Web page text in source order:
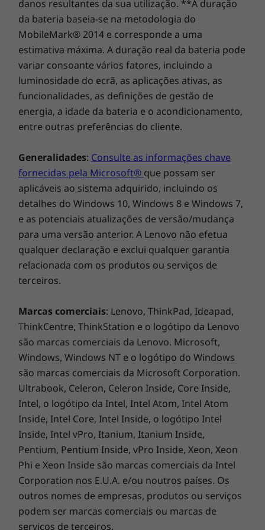
(ambos opcionais), pode esbater
automaticamente o ecrã quando não está a
ser utilizado e alertá-lo se alguém estiver a
espreitar por cima do seu ombro. Tem
inclusivamente em conta o seu bem-estar
digital ao lembrar-lhe para fazer pausas
regulares e evitar uma má postura.
Segurança avançada, por dentro e por fora
As funcionalidades de segurança ThinkShield
do ThinkPad X1 Nano incluem tecnologia
presença do utilizador bloquearão o seu PC
quando se afastar e conta com uma tampa de
privacidade para fechar fisicamente a sua
câmara Web. Os dados são encriptados pela
tecnologia dTPM (discrete Trusted Platform
Module) e poderá iniciar sessão em segurança
com apenas a sua impressão digital.
Base ThinkPad Thunderbolt™ 4
Bases vendidas separadamente.
Conteúdo da embalagem
ThinkPad X1 Nano (2.ª geração)
USB-C de 65 W (compatível com Rapid Charge)
Manual de início rápido
danos resultantes da sua utilização. **A duração
da bateria baseia-se na metodologia do
MobileMark® 2014 e corresponde a uma
estimativa máxima. A duração real da bateria pode
variar consoante vários fatores, incluindo a
luminosidade do ecrã, as aplicações ativas, as
funcionalidades, as definições de gestão de
energia, a idade da bateria e o acondicionamento,
entre outras preferências do cliente.
Generalidades: Consulte as informações chave
fornecidas pela Microsoft® que possam ser
aplicáveis ao sistema adquirido, incluindo os
detalhes do Windows 10, Windows 8 e Windows 7,
e as potenciais atualizações de versão/mudança
para uma versão anterior. A Lenovo não efetua
qualquer declaração e exclui qualquer garantia
relacionada com os produtos ou serviços de
terceiros.
Marcas comerciais: Lenovo, ThinkPad, Ideapad,
ThinkCentre, ThinkStation e o logótipo da Lenovo
são marcas comerciais da Lenovo. Microsoft,
Windows, Windows NT e o logótipo do Windows
são marcas comerciais da Microsoft Corporation.
Ultrabook, Celeron, Celeron Inside, Core Inside,
Intel, o logótipo da Intel, Intel Atom, Intel Atom
Inside, Intel Core, Intel Inside, o logótipo Intel
Inside, Intel vPro, Itanium, Itanium Inside,
Pentium, Pentium Inside, vPro Inside, Xeon, Xeon
Phi e Xeon Inside são marcas comerciais da Intel
Corporation nos E.U.A. e/ou noutros países. Os
outros nomes de empresas, produtos ou serviços
podem ser marcas comerciais ou marcas de
serviços de terceiros.